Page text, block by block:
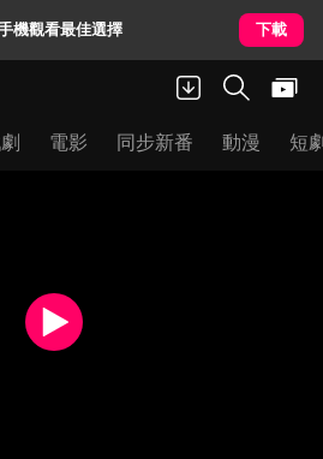
機觀看最佳選擇 下載
電影 同步新番 動漫 短